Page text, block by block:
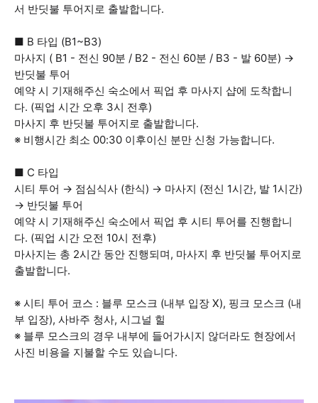
서 반딧불 투어지로 출발합니다.
■ B 타입 (B1~B3)
마사지 ( B1 - 전신 90분 / B2 - 전신 60분 / B3 - 발 60분) →
반딧불 투어
예약 시 기재해주신 숙소에서 픽업 후 마사지 샵에 도착합니
다. (픽업 시간 오후 3시 전후)
마사지 후 반딧불 투어지로 출발합니다.
※ 비행시간 최소 00:30 이후이신 분만 신청 가능합니다.
■ C 타입
시티 투어 → 점심식사 (한식) → 마사지 (전신 1시간, 발 1시간)
→ 반딧불 투어
예약 시 기재해주신 숙소에서 픽업 후 시티 투어를 진행합니
다. (픽업 시간 오전 10시 전후)
마사지는 총 2시간 동안 진행되며, 마사지 후 반딧불 투어지로
출발합니다.
※ 시티 투어 코스 : 블루 모스크 (내부 입장 X), 핑크 모스크 (내
부 입장), 사바주 청사, 시그널 힐
※ 블루 모스크의 경우 내부에 들어가시지 않더라도 현장에서
사진 비용을 지불할 수도 있습니다.